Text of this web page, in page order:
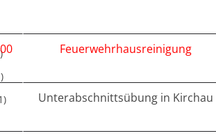
Feuerwehrhausreinigung
Unterabschnittsübung in Kirchau